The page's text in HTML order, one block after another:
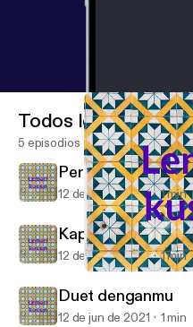
Lemari kusam
Todos los episodios
5 episodios
Pergaulan bebas
12 de jun de 2021 1 min
Kapan nikah
12 de jun de 2021 1 min
Duet denganmu
12 de jun de 2021 1 min